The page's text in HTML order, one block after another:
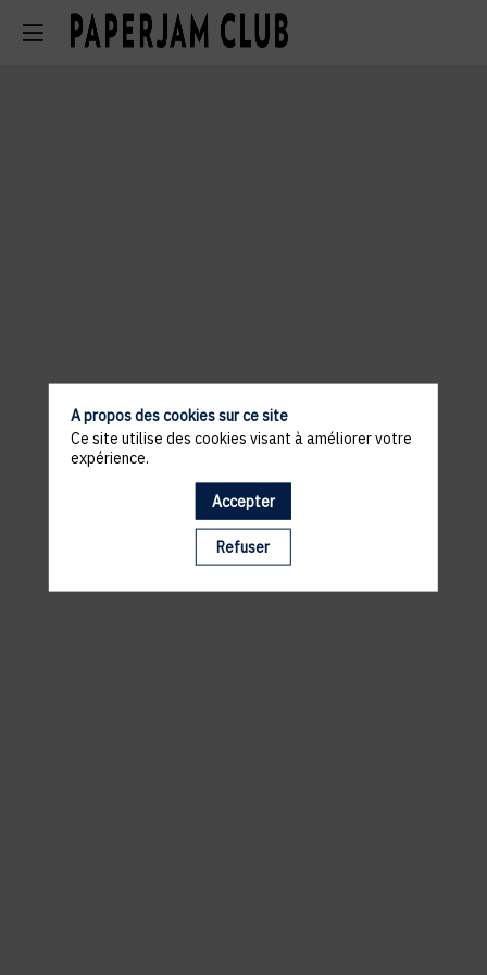
Il manque du contenu : rafraichissez votre navigateur
A propos des cookies sur ce site
Ce site utilise des cookies visant à améliorer votre
expérience.
Accepter
Refuser